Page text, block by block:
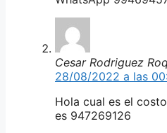
Cesar Rodriguez
28/08/2022 a las
Hola cual es el
es 947269126